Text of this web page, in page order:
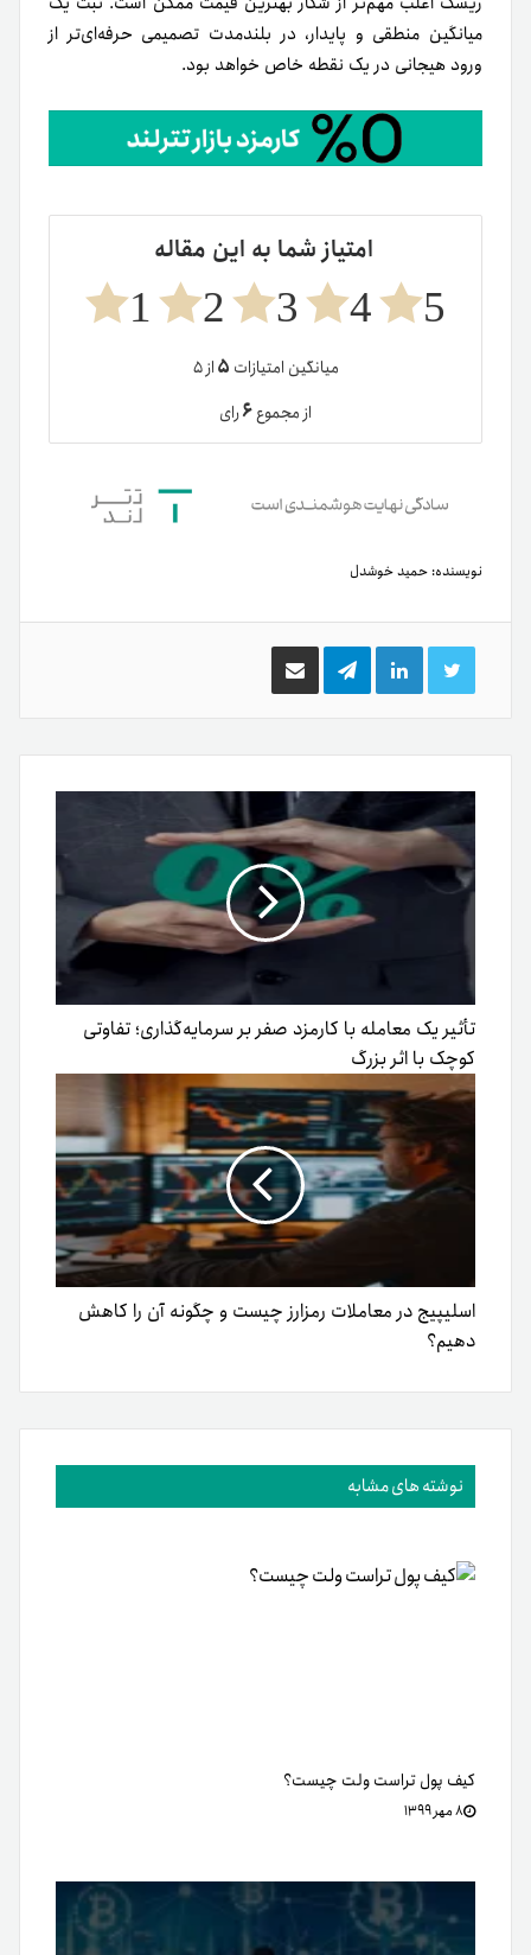
میانگین منطقی و پایدار، در بلندمدت تصمیمی حرفه‌ای‌تر از
ورود هیجانی در یک نقطه خاص خواهد بود.
امتیاز شما به این مقاله
5
4
3
2
1
میانگین امتیازات ۵از ۵
از مجموع۶رای
نویسنده: حمید خوشدل
توییتر لینکدینتلگرام اشتراک
گذاری
ایمیل
تأثیر یک معامله با کارمزد صفر بر سرمایه‌گذاری؛ تفاوتی
کوچک با اثر بزرگ
اسلیپیج در معاملات رمزارز چیست و چگونه آن را کاهش
دهیم؟
نوشته های مشابه
کیف پول تراست ولت چیست؟
۸ مهر ۱۳۹۹